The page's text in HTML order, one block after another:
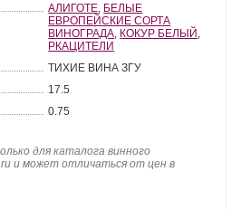
АЛИГОТЕ БЕЛЫЕ
ЕВРОПЕЙСКИЕ СОРТА
ВИНОГРАДА КОКУР БЕЛЫЙ
РКАЦИТЕЛИ
ТИХИЕ ВИНА ЗГУ
17.5
0.75
для каталога винного
и может отличаться от цен в